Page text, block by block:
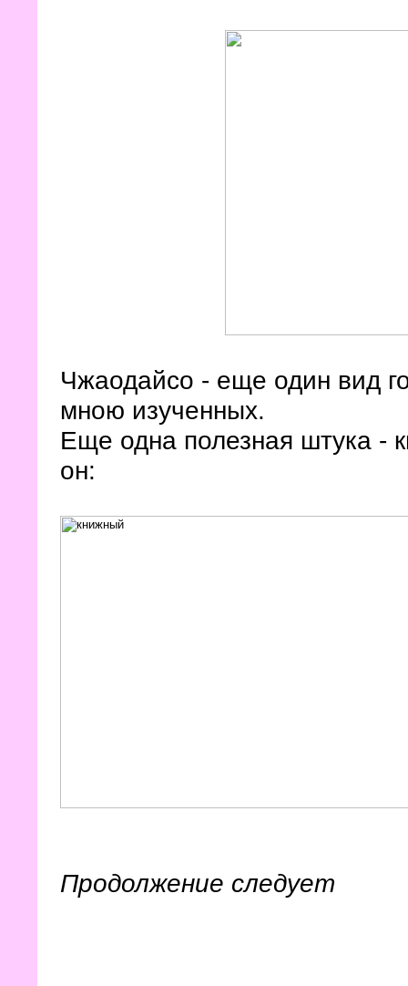
Чжаодайсо - еще один вид
мною изученных.
Еще одна полезная штука -
он:
Продолжение следует